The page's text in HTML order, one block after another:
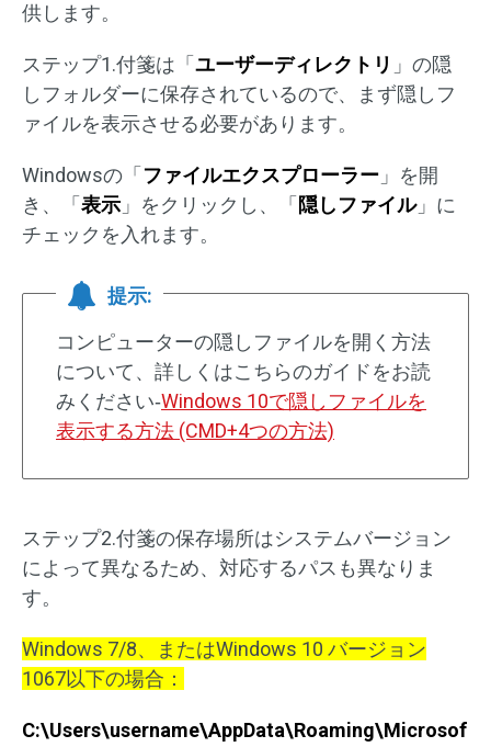
供します。
ステップ1.付箋は「 ユーザーディレクトリ 」の隠
しフォルダーに保存されているので、まず隠しフ
ァイルを表示させる必要があります。
Windowsの「 ファイルエクスプローラー 」を開
き、「 表示 」をクリックし、「 隠しファイル」に
チェックを入れます。
提示:
コンピューターの隠しファイルを開く方法
について、詳しくはこちらのガイドをお読
みください‐Windows 10で隠しファイルを
表示する方法 (CMD+4つの方法)
ステップ2.付箋の保存場所はシステムバージョン
によって異なるため、対応するパスも異なりま
す。
Windows 7/8、またはWindows 10 バージョン
1067以下の場合：
C:\Users\username\AppData\Roaming\Microsof